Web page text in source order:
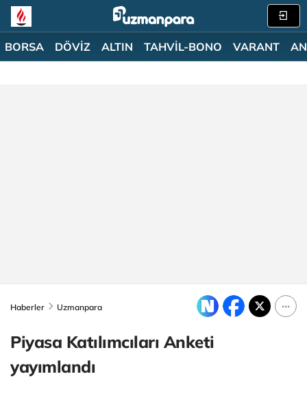
BORSA DÖVİZ ALTIN TAHVİL-BONO VARANT
Haberler Uzmanpara
Piyasa Katılımcıları Anketi
yayımlandı